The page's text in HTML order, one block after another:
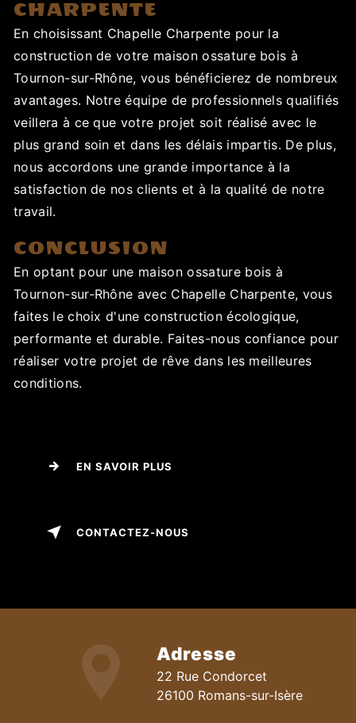
CHARPENTE
En choisissant Chapelle Charpente pour la
construction de votre maison ossature bois à
Tournon-sur-Rhône, vous bénéficierez de nombreux
avantages. Notre équipe de professionnels qualifiés
veillera à ce que votre projet soit réalisé avec le
plus grand soin et dans les délais impartis. De plus,
nous accordons une grande importance à la
satisfaction de nos clients et à la qualité de notre
travail.
CONCLUSION
En optant pour une maison ossature bois à
Tournon-sur-Rhône avec Chapelle Charpente, vous
faites le choix d'une construction écologique,
performante et durable. Faites-nous confiance pour
réaliser votre projet de rêve dans les meilleures
conditions.
EN SAVOIR PLUS
CONTACTEZ-NOUS
Adresse
22 Rue Condorcet
26100 Romans-sur-Isère